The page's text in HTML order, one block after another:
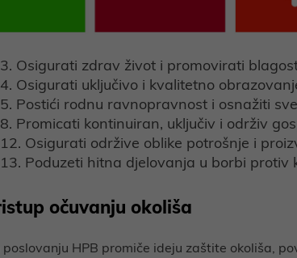
Osigurati zdrav život i promovirati
Osigurati uključivo i kvalitetno
Postići rodnu ravnopravnost i osnažiti
Promicati kontinuiran, uključiv i održiv
Osigurati održive oblike potrošnje i
Poduzeti hitna djelovanja u borbi
očuvanju okoliša
poslovanju HPB promiče ideju zaštite okoliša,